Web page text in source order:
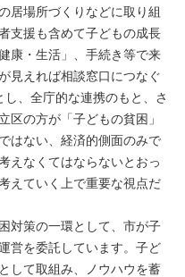
居場所づくりなどに取り組
支援も含めて子どもの成長
康・生活」、手続き等で来
見えれば相談窓口につなぐ
、全庁的な連携のもと、さ
区の方が「子どもの貧困」
はない、経済的側面のみで
えなくてはならないとおっ
えていく上で重要な視点だ
対策の一環として、市が子
営を委託しています。子ど
して取組み、ノウハウを蓄